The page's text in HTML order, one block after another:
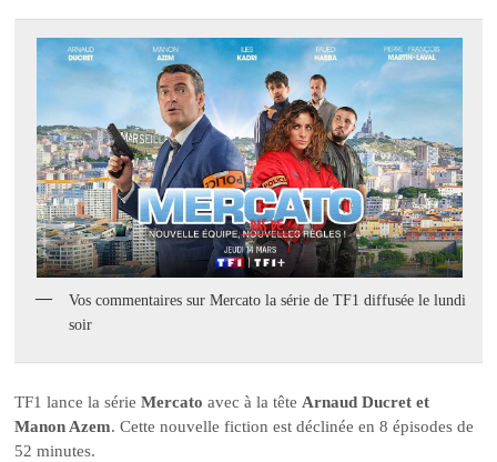
Vos commentaires sur Mercato la série de TF1 diffusée le lundi
soir
TF1 lance la sérieMercato avec à la tête Arnaud Ducret et
Manon Azem. Cette nouvelle fiction est déclinée en 8 épisodes de
52 minutes.